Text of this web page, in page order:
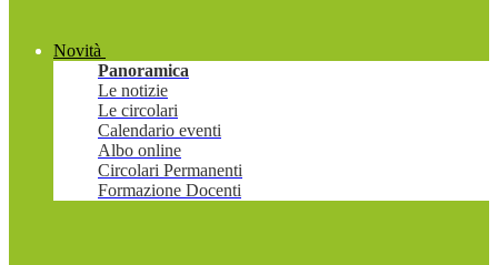
Novità
Panoramica
Le notizie
Le circolari
Calendario eventi
Albo online
Circolari Permanenti
Formazione Docenti